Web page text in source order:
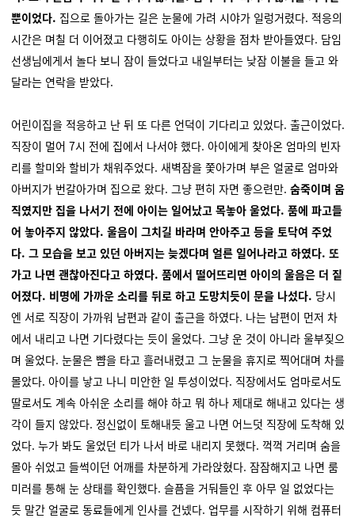
뿐이었다. 집으로 돌아가는 길은 눈물에 가려 시야가 일렁거렸다. 적응의
시간은 며칠 더 이어졌고 다행히도 아이는 상황을 점차 받아들였다. 담임
선생님에게서 놀다 보니 잠이 들었다고 내일부터는 낮잠 이불을 들고 와
달라는 연락을 받았다.
어린이집을 적응하고 난 뒤 또 다른 언덕이 기다리고 있었다. 출근이었다.
직장이 멀어 7시 전에 집에서 나서야 했다. 아이에게 찾아온 엄마의 빈자
리를 할미와 할비가 채워주었다. 새벽잠을 쫓아가며 부은 얼굴로 엄마와
아버지가 번갈아가며 집으로 왔다. 그냥 편히 자면 좋으련만. 숨죽이며 움
직였지만 집을 나서기 전에 아이는 일어났고 목놓아 울었다. 품에 파고들
어 놓아주지 않았다. 울음이 그치길 바라며 안아주고 등을 토닥여 주었
다. 그 모습을 보고 있던 아버지는 늦겠다며 얼른 일어나라고 하였다. 또
가고 나면 괜찮아진다고 하였다. 품에서 떨어뜨리면 아이의 울음은 더 짙
어졌다. 비명에 가까운 소리를 뒤로 하고 도망치듯이 문을 나섰다. 당시
엔 서로 직장이 가까워 남편과 같이 출근을 하였다. 나는 남편이 먼저 차
에서 내리고 나면 기다렸다는 듯이 울었다. 그냥 운 것이 아니라 울부짖으
며 울었다. 눈물은 뺨을 타고 흘러내렸고 그 눈물을 휴지로 찍어대며 차를
몰았다. 아이를 낳고 나니 미안한 일 투성이었다. 직장에서도 엄마로서도
딸로서도 계속 아쉬운 소리를 해야 하고 뭐 하나 제대로 해내고 있다는 생
각이 들지 않았다. 정신없이 토해내듯 울고 나면 어느덧 직장에 도착해 있
었다. 누가 봐도 울었던 티가 나서 바로 내리지 못했다. 꺽꺽 거리며 숨을
몰아 쉬었고 들썩이던 어깨를 차분하게 가라앉혔다. 잠잠해지고 나면 룸
미러를 통해 눈 상태를 확인했다. 슬픔을 거둬들인 후 아무 일 없었다는
듯 말간 얼굴로 동료들에게 인사를 건넸다. 업무를 시작하기 위해 컴퓨터